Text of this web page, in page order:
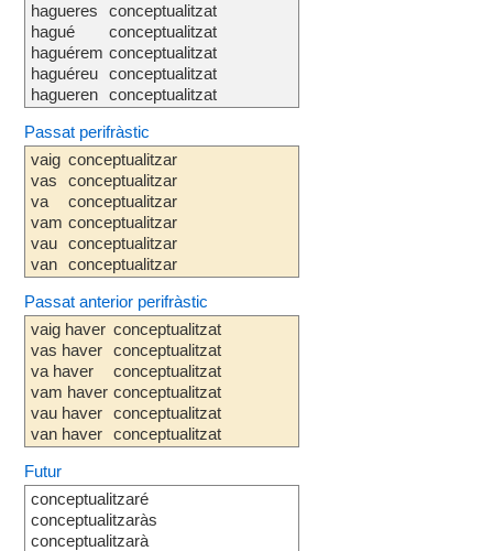
hagueres
hagué
haguérem
haguéreu
hagueren
conceptualitzat
conceptualitzat
conceptualitzat
conceptualitzat
conceptualitzat
Passat perifràstic
vaig
vas
va
vam
vau
van
conceptualitzar
conceptualitzar
conceptualitzar
conceptualitzar
conceptualitzar
conceptualitzar
Passat anterior perifràstic
vaig haver
vas haver
va haver
vam haver
vau haver
van haver
conceptualitzat
conceptualitzat
conceptualitzat
conceptualitzat
conceptualitzat
conceptualitzat
Futur
conceptualitzaré
conceptualitzaràs
conceptualitzarà